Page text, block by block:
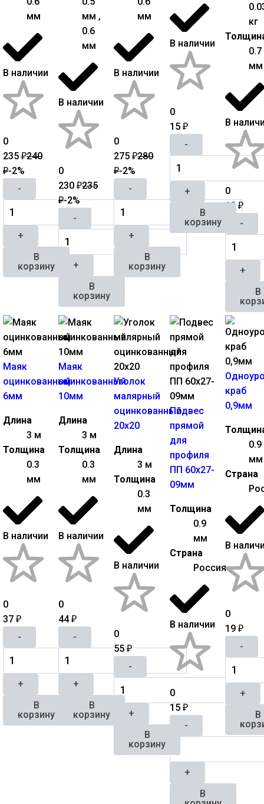
мм
В наличии
0
235 ₽240
₽-2%
-
+
В
корзину
мм ,
0.6
мм
В наличии
0
230₽235
₽-2%
-
+
В
корзину
мм
В наличии
0
275₽280
₽-2%
-
+
В
корзину
В наличии
0
15 ₽
-
+
В
корзину
кг
0.7
мм
В
0
10₽
-
+
В
Маяк
оцинкованный
6мм
Длина
3 м
Толщина
0.3
мм
В наличии
0
37 ₽
-
+
В
корзину
Маяк
оцинкованный
10мм
Длина
3 м
Толщина
0.3
мм
В наличии
0
44₽
-
+
В
корзину
Уголок
малярный
оцинкованный
20х20
Длина
3 м
Толщина
0.3
мм
В наличии
0
55₽
-
+
В
корзину
Подвес
прямой
для
профиля
ПП 60х27-
09мм
Толщина
0.9
мм
Страна
Россия
В наличии
0
15 ₽
-
+
В
краб
0,9мм
0.9
мм
Страна
В
0
19 ₽
-
+
В